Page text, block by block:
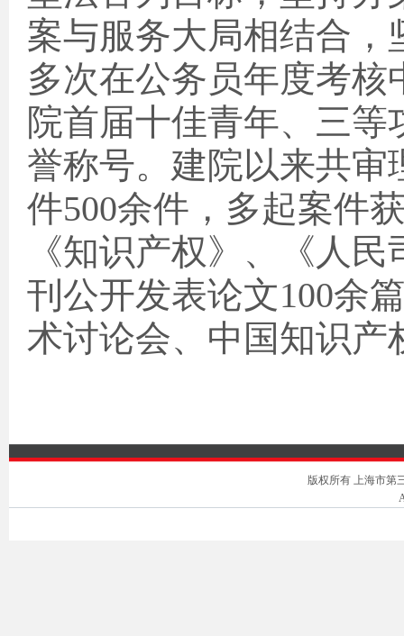
案与服务大局相结合
多次在公务员年度考
院首届十佳青年、三
誉称号。建院以来共
件500余件，多起案件
《知识产权》、《人
刊公开发表论文100余
术讨论会、中国知识产
版权所有 上海市第